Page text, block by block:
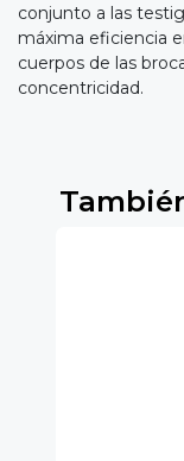
conjunto a las
máxima eficiencia
cuerpos de las
concentricidad.